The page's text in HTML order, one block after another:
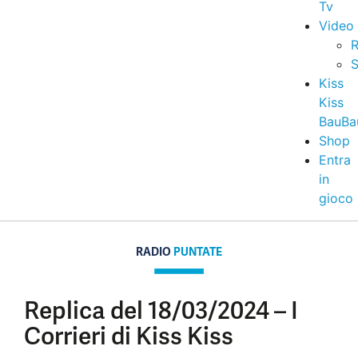
Tv
Video
Kiss
Kiss
Shop
Entra
in
gioco
RADIO PUNTATE
Replica del 18/03/2024 – I
Corrieri di Kiss Kiss